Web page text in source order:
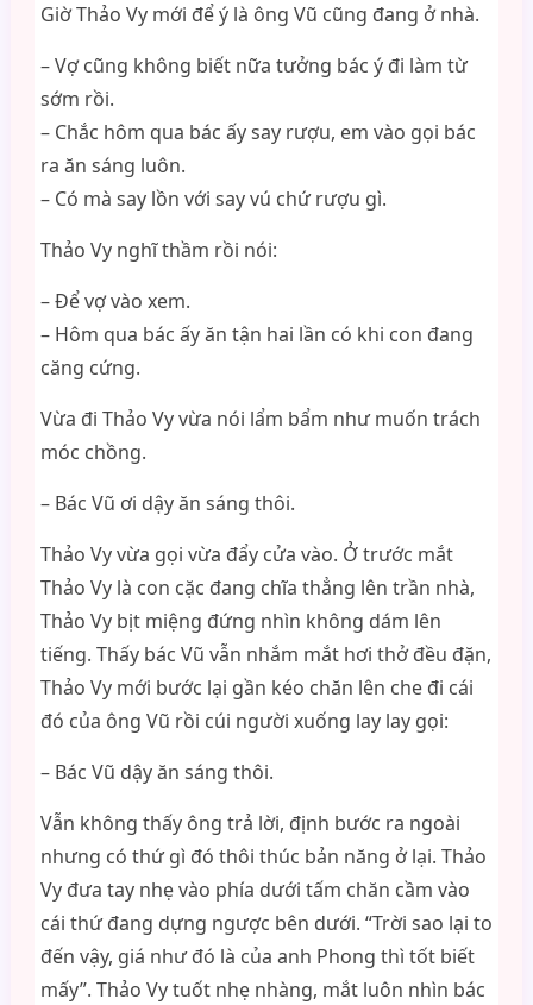
Giờ Thảo Vy mới để ý là ông Vũ cũng đang ở nhà.
– Vợ cũng không biết nữa tưởng bác ý đi làm từ
sớm rồi.
– Chắc hôm qua bác ấy say rượu, em vào gọi bác
ra ăn sáng luôn.
– Có mà say lồn với say vú chứ rượu gì.
Thảo Vy nghĩ thầm rồi nói:
– Để vợ vào xem.
– Hôm qua bác ấy ăn tận hai lần có khi con đang
căng cứng.
Vừa đi Thảo Vy vừa nói lẩm bẩm như muốn trách
móc chồng.
– Bác Vũ ơi dậy ăn sáng thôi.
Thảo Vy vừa gọi vừa đẩy cửa vào. Ở trước mắt
Thảo Vy là con cặc đang chĩa thẳng lên trần nhà,
Thảo Vy bịt miệng đứng nhìn không dám lên
tiếng. Thấy bác Vũ vẫn nhắm mắt hơi thở đều đặn,
Thảo Vy mới bước lại gần kéo chăn lên che đi cái
đó của ông Vũ rồi cúi người xuống lay lay gọi:
– Bác Vũ dậy ăn sáng thôi.
Vẫn không thấy ông trả lời, định bước ra ngoài
nhưng có thứ gì đó thôi thúc bản năng ở lại. Thảo
Vy đưa tay nhẹ vào phía dưới tấm chăn cầm vào
cái thứ đang dựng ngược bên dưới. “Trời sao lại to
đến vậy, giá như đó là của anh Phong thì tốt biết
mấy”. Thảo Vy tuốt nhẹ nhàng, mắt luôn nhìn bác